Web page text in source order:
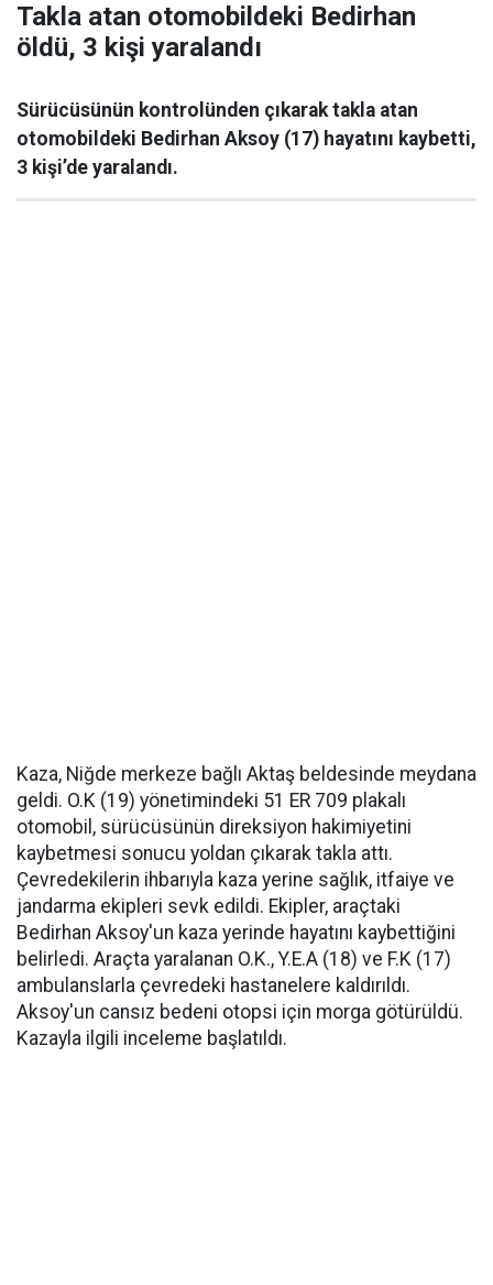
Takla atan otomobildeki Bedirhan
öldü, 3 kişi yaralandı
Sürücüsünün kontrolünden çıkarak takla atan
otomobildeki Bedirhan Aksoy (17) hayatını kaybetti,
3 kişi’de yaralandı.
Kaza, Niğde merkeze bağlı Aktaş beldesinde meydana
geldi. O.K (19) yönetimindeki 51 ER 709 plakalı
otomobil, sürücüsünün direksiyon hakimiyetini
kaybetmesi sonucu yoldan çıkarak takla attı.
Çevredekilerin ihbarıyla kaza yerine sağlık, itfaiye ve
jandarma ekipleri sevk edildi. Ekipler, araçtaki
Bedirhan Aksoy'un kaza yerinde hayatını kaybettiğini
belirledi. Araçta yaralanan O.K., Y.E.A (18) ve F.K (17)
ambulanslarla çevredeki hastanelere kaldırıldı.
Aksoy'un cansız bedeni otopsi için morga götürüldü.
Kazayla ilgili inceleme başlatıldı.